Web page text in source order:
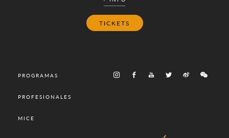
TICKETS
PROGRAMAS
PROFESIONALES
MICE